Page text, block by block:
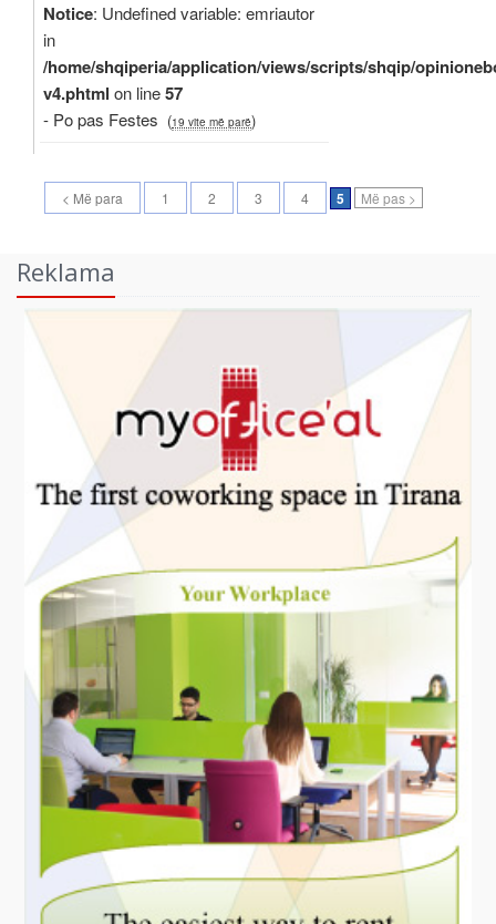
Notice: Undefined variable: emriautor
in
/home/shqiperia/application/views/scripts/shqip/
v4.phtml on line57
- Po pas Festes (19 vite më parë)
< Më para 1 2 3 4 5 Më pas >
Reklama